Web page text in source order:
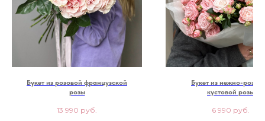
Букет из розовой французской
розы
13 990 руб.
Букет из нежно-
кустовой розы
6 990 руб.